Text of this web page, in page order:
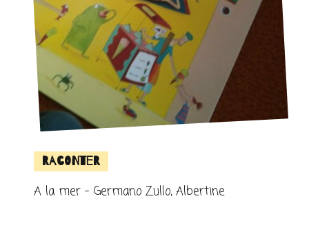
Raconter
A la mer – Germano Zullo, Albertine